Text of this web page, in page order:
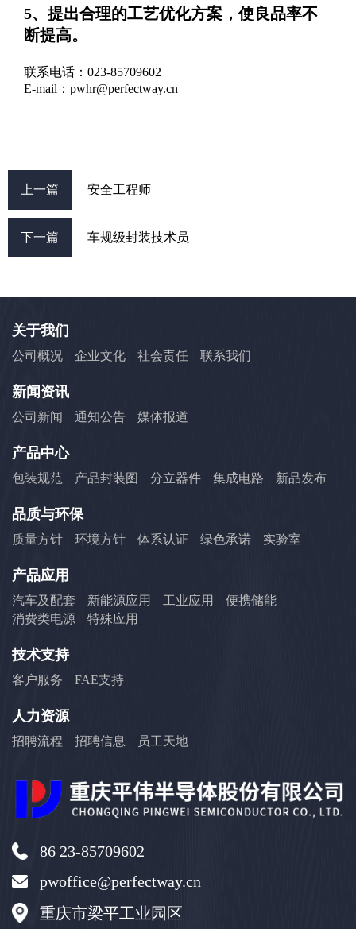
5、提出合理的工艺优化方案，使良品率不
断提高。
联系电话：023-85709602
E-mail：pwhr@perfectway.cn
上一篇 安全工程师
下一篇 车规级封装技术员
关于我们
公司概况 企业文化 社会责任 联系我们
新闻资讯
公司新闻 通知公告 媒体报道
产品中心
包装规范 产品封装图 分立器件 集成电路 新品发布
品质与环保
质量方针 环境方针 体系认证 绿色承诺 实验室
产品应用
汽车及配套 新能源应用 工业应用
便携储能
消费类电源
特殊应用
技术支持
客户服务 FAE支持
人力资源
招聘流程 招聘信息 员工天地
86 23-85709602
pwoffice@perfectway.cn
重庆市梁平工业园区